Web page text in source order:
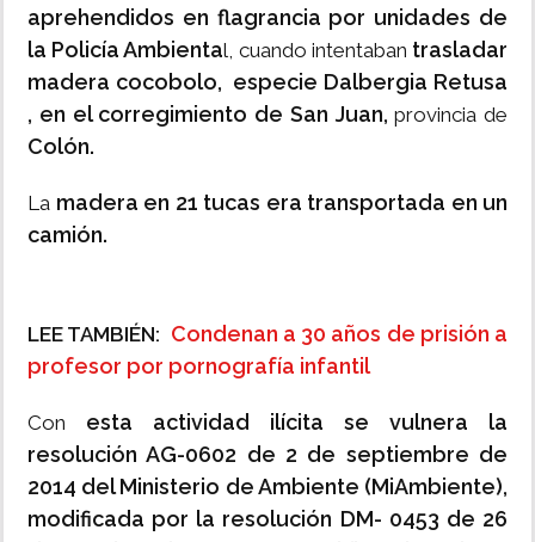
aprehendidos en flagrancia por unidades de
la Policía Ambiental, cuando intentaban trasladar
madera cocobolo, especie Dalbergia Retusa
, en el corregimiento de San Juan, provincia de
Colón.
La madera en 21 tucas era transportada en un
camión.
LEE TAMBIÉN: Condenan a 30 años de prisión a
profesor por pornografía infantil
Con esta actividad ilícita se vulnera la
resolución AG-0602 de 2 de septiembre de
2014 del Ministerio de Ambiente (MiAmbiente),
modificada por la resolución DM- 0453 de 26